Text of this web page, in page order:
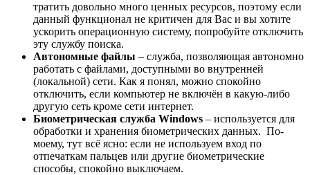
тратить довольно много ценных ресурсов, поэтому если
данный функционал не критичен для Вас и вы хотите
ускорить операционную систему, попробуйте отключить
эту службу поиска.
Автономные файлы – служба, позволяющая автономно
работать с файлами, доступными во внутренней
(локальной) сети. Как я понял, можно спокойно
отключить, если компьютер не включён в какую-либо
другую сеть кроме сети интернет.
Биометрическая служба Windows – используется для
обработки и хранения биометрических данных. По-
моему, тут всё ясно: если не используем вход по
отпечаткам пальцев или другие биометрические
способы, спокойно выключаем.